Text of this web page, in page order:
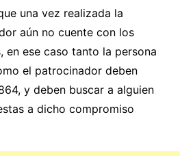
una vez realizada la
aún no cuente con los
en ese caso tanto la persona
el patrocinador deben
y deben buscar a alguien
a dicho compromiso